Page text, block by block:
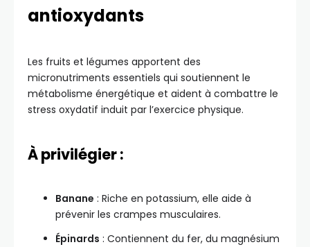
antioxydants
Les fruits et légumes apportent des
micronutriments essentiels qui soutiennent le
métabolisme énergétique et aident à combattre le
stress oxydatif induit par l’exercice physique.
À privilégier :
Banane : Riche en potassium, elle aide à
prévenir les crampes musculaires.
Épinards : Contiennent du fer, du magnésium